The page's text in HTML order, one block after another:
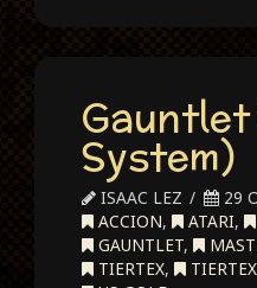
System)
ISAAC LEZ
29
ACCION, ATARI,
GAUNTLET,
TIERTEX,